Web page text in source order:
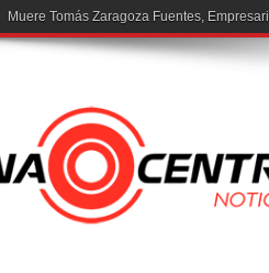
Muere Tomás Zaragoza Fuentes,